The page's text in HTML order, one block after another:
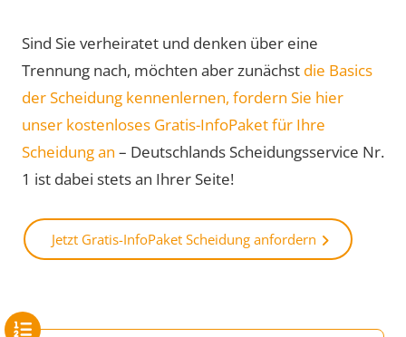
Sind Sie verheiratet und denken über eine
Trennung nach, möchten aber zunächst die Basics
der Scheidung kennenlernen, fordern Sie hier
unser kostenloses Gratis-InfoPaket für Ihre
Scheidung an – Deutschlands Scheidungsservice Nr.
1 ist dabei stets an Ihrer Seite!
Jetzt Gratis-InfoPaket Scheidung anfordern